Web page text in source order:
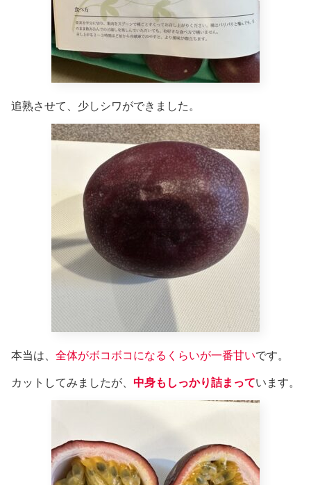
追熟させて、少しシワができました。
本当は、 全体がボコボコになるくらいが一番甘いです。
カットしてみましたが、 中身もしっかり詰まっています。